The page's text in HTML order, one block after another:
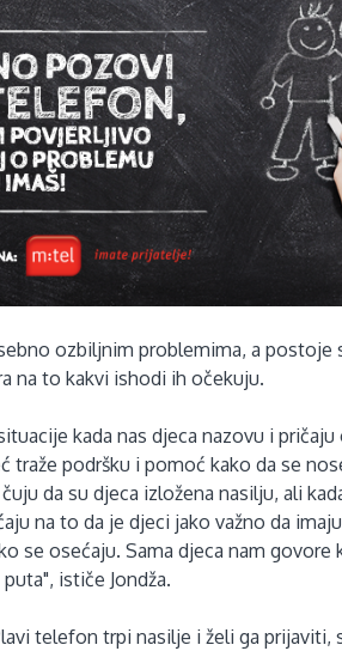
ozbiljnim problemima, a postoje
na to kakvi ishodi ih očekuju.
kada nas djeca nazovu i
traže podršku i pomoć kako da se
da su djeca izložena nasilju, ali
na to da je djeci jako važno da
se osećaju. Sama djeca nam
ističe Jondža.
telefon trpi nasilje i želi ga prijaviti,